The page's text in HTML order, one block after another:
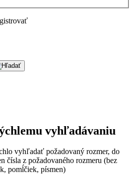
vyhľadávaniu
vyhľadať požadovaný rozmer, do
čísla z požadovaného rozmeru (bez
pomĺčiek, písmen)